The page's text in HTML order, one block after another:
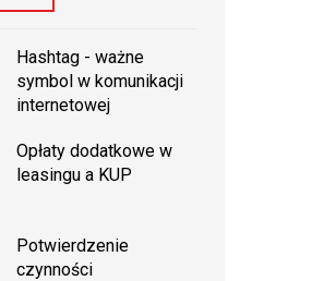
Hashtag - ważne
symbol w komunikacji
internetowej
Opłaty dodatkowe w
leasingu a KUP
Potwierdzenie
czynności